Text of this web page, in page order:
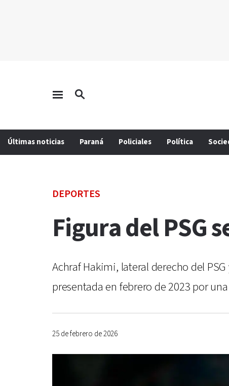
Últimas noticias Paraná Policiales Política
DEPORTES
Figura del PSG
Achraf Hakimi, lateral derecho del
presentada en febrero de 2023 por
25 de febrero de 2026